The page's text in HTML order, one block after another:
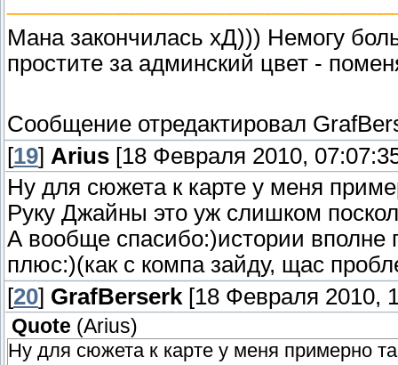
Мана закончилась хД))) Немогу
простите за админский цвет -
Сообщение отредактировал
[19] Arius [18 Февраля 2010,
Ну для сюжета к карте у меня
Руку Джайны это уж слишком
А вообще спасибо:)истории вполне
плюс:)(как с компа зайду, щас
[20] GrafBerserk [18 Февраля 2010,
Quote (Arius)
Ну для сюжета к карте у меня примерно